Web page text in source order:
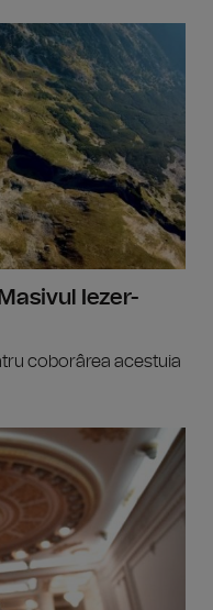
Iezer-
coborârea acestuia